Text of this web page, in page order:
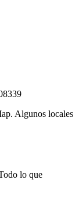
Algunos locales
lo que